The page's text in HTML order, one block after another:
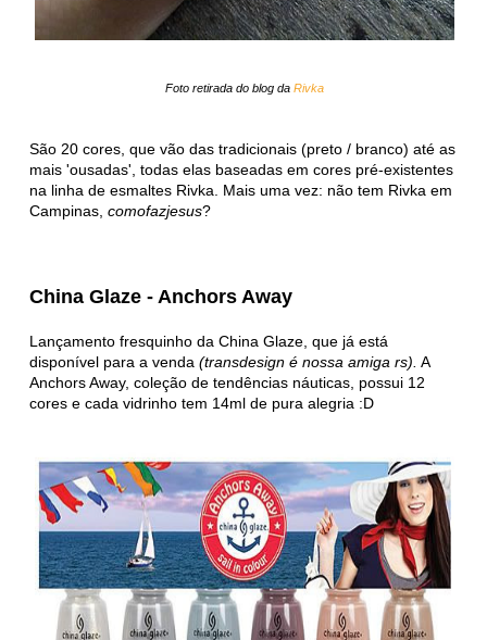
Foto retirada do blog da Rivka
São 20 cores, que vão das tradicionais (preto / branco) até as
mais 'ousadas', todas elas baseadas em cores pré-existentes
na linha de esmaltes Rivka. Mais uma vez: não tem Rivka em
Campinas,comofazjesus?
China Glaze - Anchors Away
Lançamento fresquinho da China Glaze, que já está
disponível para a venda(transdesign é nossa amiga rs). A
Anchors Away, coleção de tendências náuticas, possui 12
cores e cada vidrinho tem 14ml de pura alegria :D